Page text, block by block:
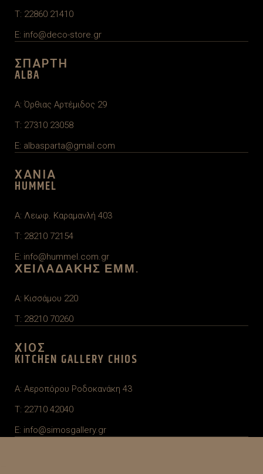
T: 22860 21410
E: info@deco-store.gr
ΣΠΑΡΤΗ
ALBA
A: Όρθιας Αρτέμιδος 29
T: 27310 23058
E: albasparta@gmail.com
ΧΑΝΙΑ
HUMMEL
A: Λεωφ. Καραμανλή 403
T: 28210 72154
E: info@hummel.com.gr
ΧΕΙΛΑΔΑΚΗΣ ΕΜΜ.
A: Κισσάμου 220
T: 28210 70260
ΧΙΟΣ
KITCHEN GALLERY CHIOS
A: Αεροπόρου Ροδοκανάκη 43
T: 22710 42040
E: info@simosgallery.gr